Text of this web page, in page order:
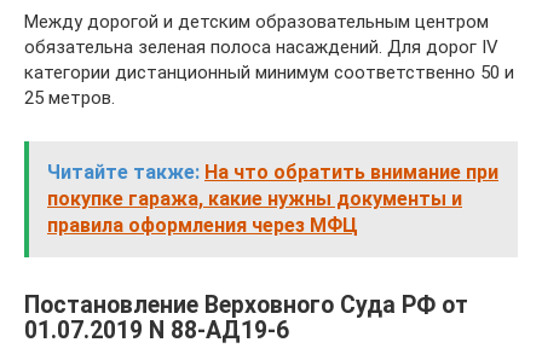
Между дорогой и детским образовательным центром
обязательна зеленая полоса насаждений. Для дорог IV
категории дистанционный минимум соответственно 50 и
25 метров.
Читайте также: На что обратить внимание при
покупке гаража, какие нужны документы и
правила оформления через МФЦ
Постановление Верховного Суда РФ от
01.07.2019 N 88-АД19-6